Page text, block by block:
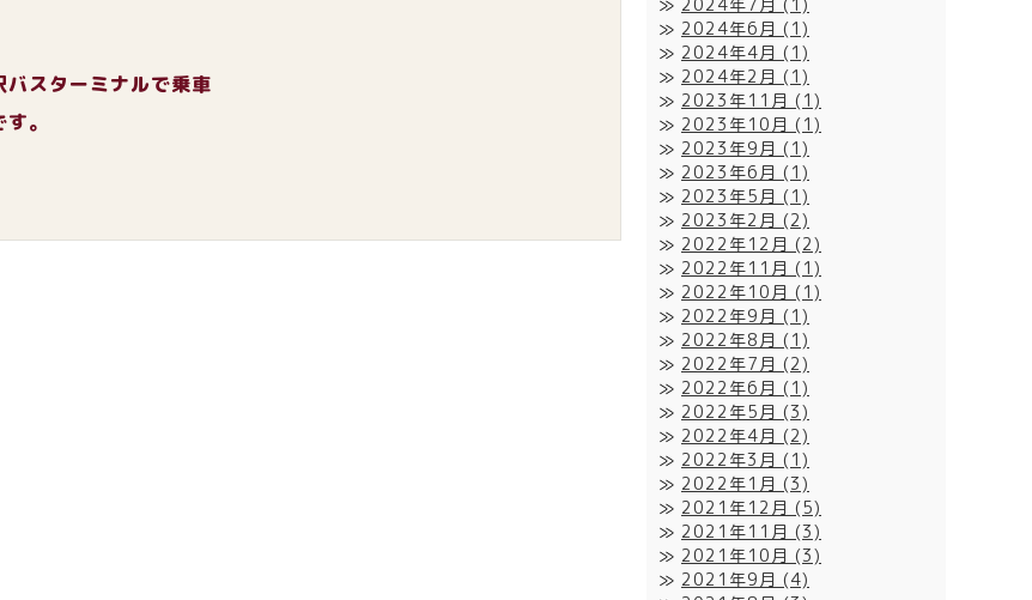
スターミナルで乗車
。
2024年7月 (1)
2024年6月 (1)
2024年4月 (1)
2024年2月 (1)
2023年11月 (1)
2023年10月 (1)
2023年9月 (1)
2023年6月 (1)
2023年5月 (1)
2023年2月 (2)
2022年12月 (2)
2022年11月 (1)
2022年10月 (1)
2022年9月 (1)
2022年8月 (1)
2022年7月 (2)
2022年6月 (1)
2022年5月 (3)
2022年4月 (2)
2022年3月 (1)
2022年1月 (3)
2021年12月 (5)
2021年11月 (3)
2021年10月 (3)
2021年9月 (4)